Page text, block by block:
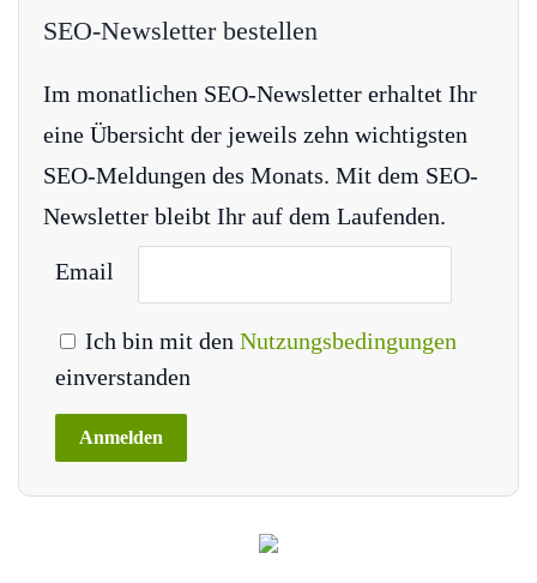
SEO-Newsletter bestellen
Im monatlichen SEO-Newsletter erhaltet Ihr
eine Übersicht der jeweils zehn wichtigsten
SEO-Meldungen des Monats. Mit dem SEO-
Newsletter bleibt Ihr auf dem Laufenden.
Email
Ich bin mit den Nutzungsbedingungen
einverstanden